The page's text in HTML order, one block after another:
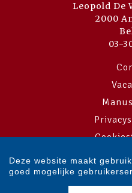
Leopold De
2000
03-
Cookie-
Deze website maakt
goed mogelijke